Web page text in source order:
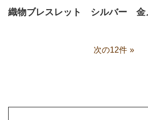
織物ブレスレット シルバー 金
次の12件